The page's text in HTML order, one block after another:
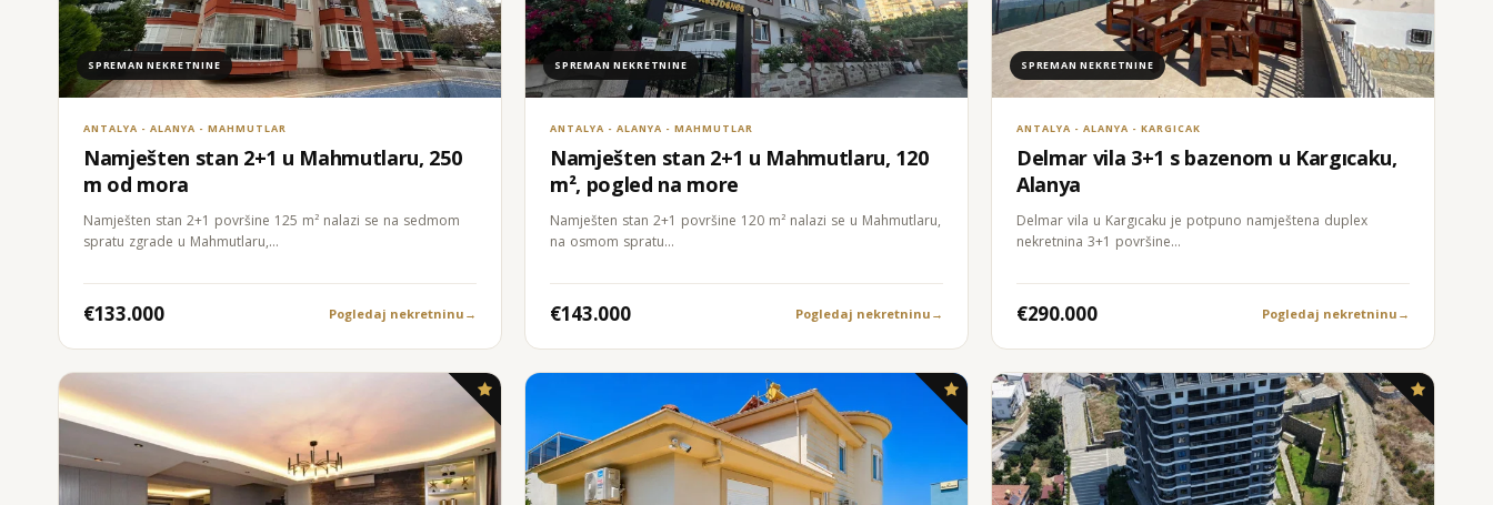
SPREMAN NEKRETNINE
ANTALYA - ALANYA - MAHMUTLAR
Namješten stan 2+1 u Mahmutlaru, 250
m od mora
Namješten stan 2+1 površine 125 m² nalazi se na sedmom
spratu zgrade u Mahmutlaru,…
€133.000 Pogledaj nekretninu →
SPREMAN NEKRETNINE
ANTALYA - ALANYA - MAHMUTLAR
Namješten stan 2+1 u Mahmutlaru, 120
m², pogled na more
Namješten stan 2+1 površine 120 m² nalazi se u Mahmutlaru,
na osmom spratu…
€143.000 Pogledaj nekretninu →
SPREMAN NEKRETNINE
ANTALYA - ALANYA - KARGICAK
Delmar vila 3+1 s bazenom u Kargıcaku,
Alanya
Delmar vila u Kargıcaku je potpuno namještena duplex
nekretnina 3+1 površine…
€290.000 Pogledaj nekretninu →